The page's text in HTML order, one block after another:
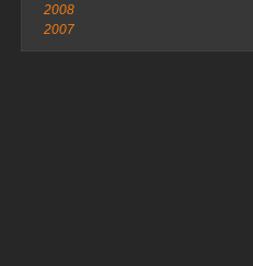
2008
2007